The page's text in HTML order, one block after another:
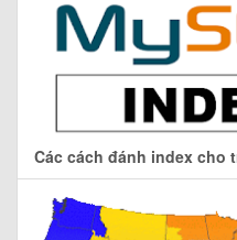
Các cách đánh index cho